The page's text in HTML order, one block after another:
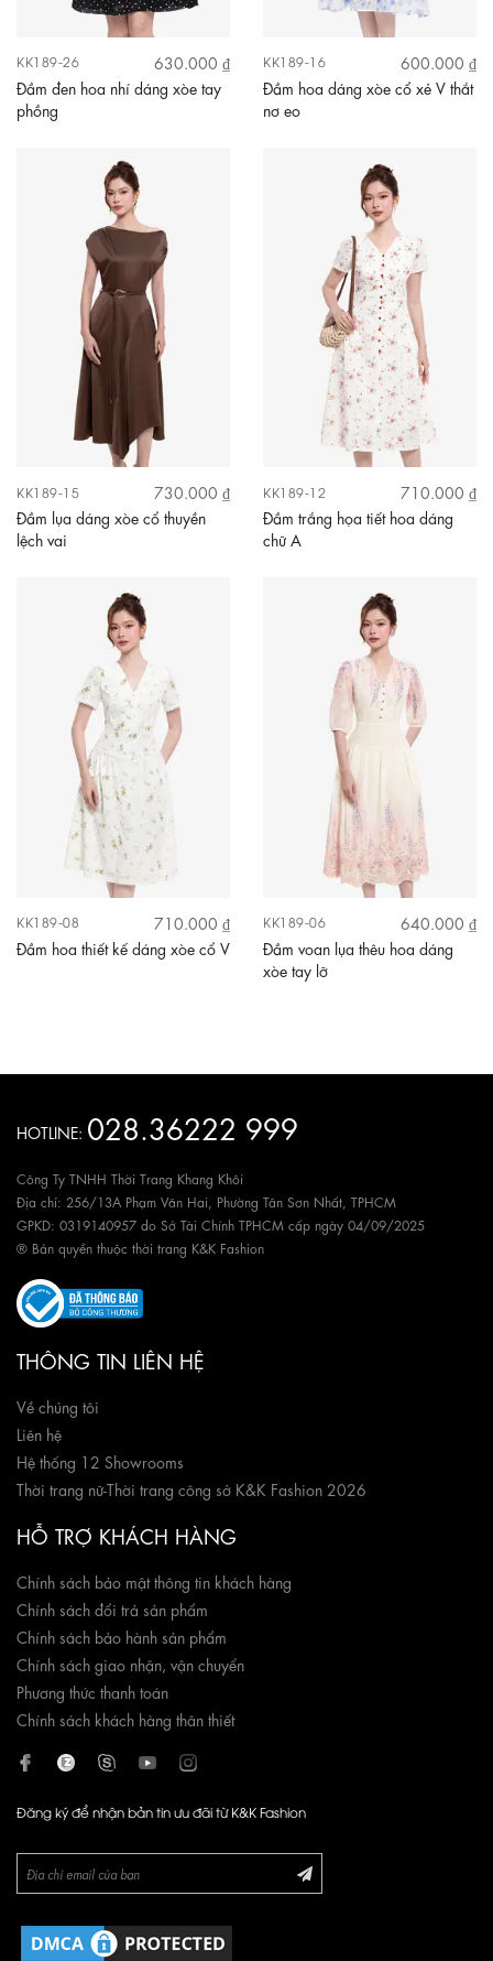
KK189-26
630.000 ₫
Đầm đen hoa nhí dáng xòe tay
phồng
KK189-16
600.000 ₫
Đầm hoa dáng xòe cổ xẻ V thắt
nơ eo
KK189-15
730.000 ₫
Đầm lụa dáng xòe cổ thuyền
lệch vai
KK189-12
710.000 ₫
Đầm trắng họa tiết hoa dáng
chữ A
KK189-08
710.000 ₫
Đầm hoa thiết kế dáng xòe cổ V
KK189-06
640.000 ₫
Đầm voan lụa thêu hoa dáng
xòe tay lỡ
HOTLINE: 028.36222 999
Công Ty TNHH Thời Trang Khang Khôi
Địa chỉ: 256/13A Phạm Văn Hai, Phường Tân Sơn Nhất, TPHCM
GPKD: 0319140957 do Sở Tài Chính TPHCM cấp ngày 04/09/2025
® Bản quyền thuộc thời trang K&K Fashion
THÔNG TIN LIÊN HỆ
Về chúng tôi
Liên hệ
Hệ thống 12 Showrooms
Thời trang nữ-Thời trang công sở K&K Fashion 2026
HỖ TRỢ KHÁCH HÀNG
Chính sách bảo mật thông tin khách hàng
Chính sách đổi trả sản phẩm
Chính sách bảo hành sản phẩm
Chính sách giao nhận, vận chuyển
Phương thức thanh toán
Chính sách khách hàng thân thiết
Đăng ký để nhận bản tin ưu đãi từ K&K Fashion